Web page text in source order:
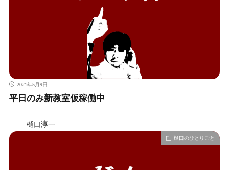
2021年5月9日
平日のみ新教室仮稼働中
樋口淳一
樋口のひとりごと